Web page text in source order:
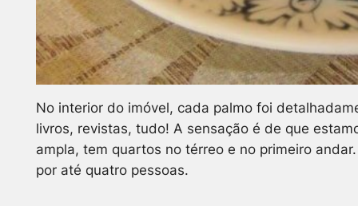
No interior do imóvel, cada palmo foi
livros, revistas, tudo! A sensação é de que
ampla, tem quartos no térreo e no primeiro
por até quatro pessoas.